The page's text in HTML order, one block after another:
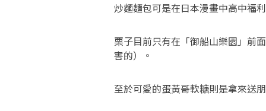
炒麵麵包可是在日本漫畫中高中福
栗子目前只有在「御船山樂園」前
害的）。
至於可愛的蛋黃哥軟糖則是拿來送